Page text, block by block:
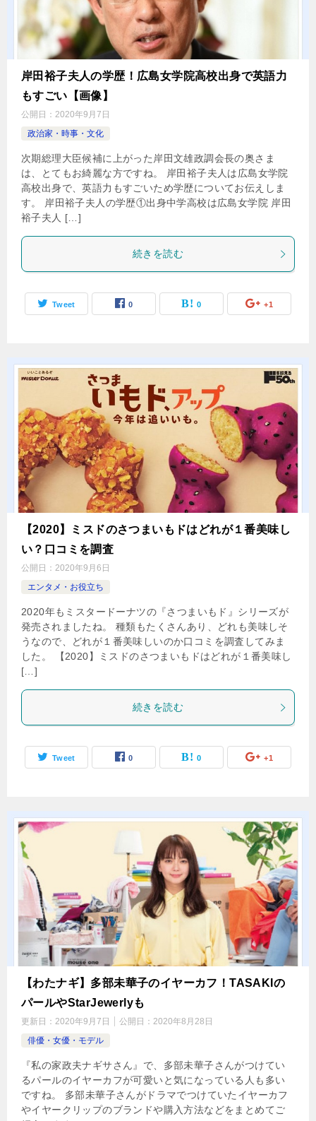
岸田裕子夫人の学歴！広島女学院高校出身で英語力
もすごい【画像】
公開日： 2020年9月7日
政治家・時事・文化
次期総理大臣候補に上がった岸田文雄政調会長の奥さま
は、とてもお綺麗な方ですね。 岸田裕子夫人は広島女学院
高校出身で、英語力もすごいため学歴についてお伝えしま
す。 岸田裕子夫人の学歴①出身中学高校は広島女学院 岸田
裕子夫人 […]
続きを読む
Tweet 0 0 +1
【2020】ミスドのさつまいもドはどれが１番美味し
い？口コミを調査
公開日： 2020年9月6日
エンタメ・お役立ち
2020年もミスタードーナツの『さつまいもド』シリーズが
発売されましたね。 種類もたくさんあり、どれも美味しそ
うなので、どれが１番美味しいのか口コミを調査してみま
した。 【2020】ミスドのさつまいもドはどれが１番美味し
[…]
続きを読む
Tweet 0 0 +1
【わたナギ】多部未華子のイヤーカフ！TASAKIの
パールやStarJewerlyも
更新日： 2020年9月7日 公開日： 2020年8月28日
俳優・女優・モデル
『私の家政夫ナギサさん』で、多部未華子さんがつけてい
るパールのイヤーカフが可愛いと気になっている人も多い
ですね。 多部未華子さんがドラマでつけていたイヤーカフ
やイヤークリップのブランドや購入方法などをまとめてご